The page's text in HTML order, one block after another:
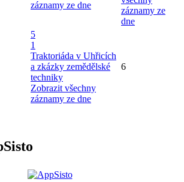
záznamy ze dne
záznamy ze
dne
5
1
Traktoriáda v Uhřicích
a zkázky zemědělské
techniky
Zobrazit všechny
záznamy ze dne
6